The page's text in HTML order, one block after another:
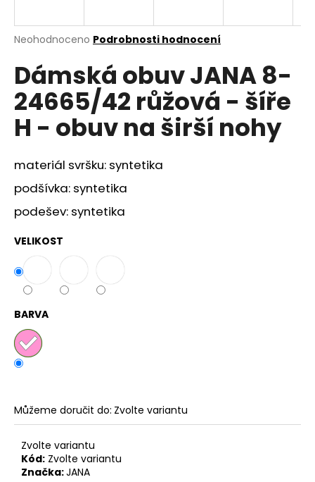
Průměrné
produktu
je
0,0
z
5
hvězdiček.
Neohodnoceno Podrobnosti hodnocení
Dámská obuv JANA 8-
24665/42 růžová - šíře
H - obuv na širší nohy
materiál svršku: syntetika
podšívka: syntetika
podešev: syntetika
VELIKOST
BARVA
Můžeme doručit do: Zvolte variantu
Zvolte variantu
Kód: Zvolte variantu
Značka:JANA
j
t
?
HLEDAT
D
o
o
č
u
j
e
NAZOUVÁKY
ŽABKY
INBLU